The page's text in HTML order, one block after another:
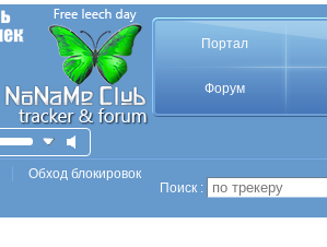
Портал
Форум
Обход блокировок
Поиск :